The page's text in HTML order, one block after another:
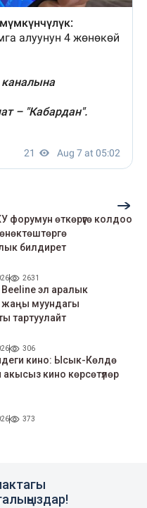
форумун өткөрүүгө колдоо
билдирет
2631
Beeline эл аралык
жаңы муундагы
тартуулайт
306
кино: Ысык-Көлдө
акысыз кино көрсөтүлөр
373